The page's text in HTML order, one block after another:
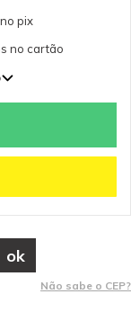
pix
no cartão
Não sabe o CEP?